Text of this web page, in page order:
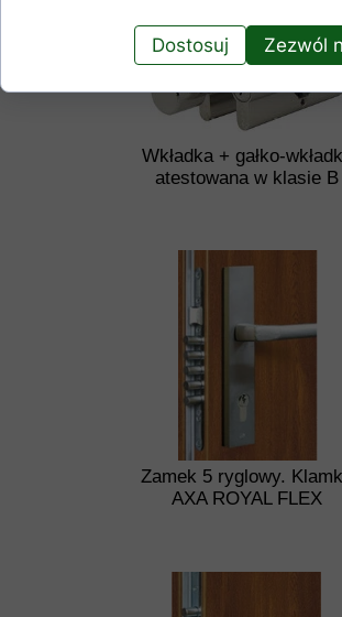
Wkładka + gałko-
atestowana w klasie B
Zamek 5 ryglowy.
AXA ROYAL FLEX
Dostosuj Zezwól